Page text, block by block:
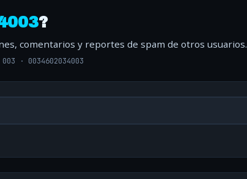
?
comentarios y reportes de spam de otros usuarios.
· 0034602034003